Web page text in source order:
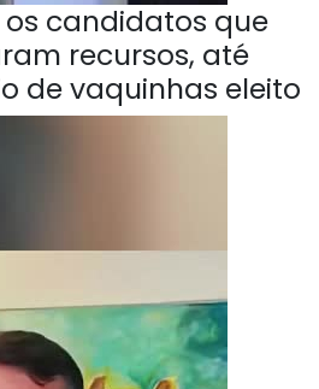
candidatos que
recursos, até
de vaquinhas eleito